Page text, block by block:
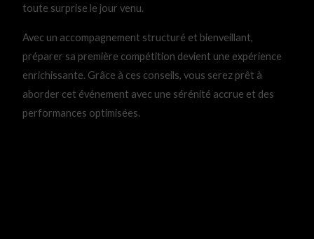
toute surprise le jour venu.
Avec un accompagnement structuré et bienveillant,
préparer sa première compétition devient une expérience
enrichissante. Grâce à ces conseils, vous serez prêt à
aborder cet événement avec une sérénité accrue et des
performances optimisées.